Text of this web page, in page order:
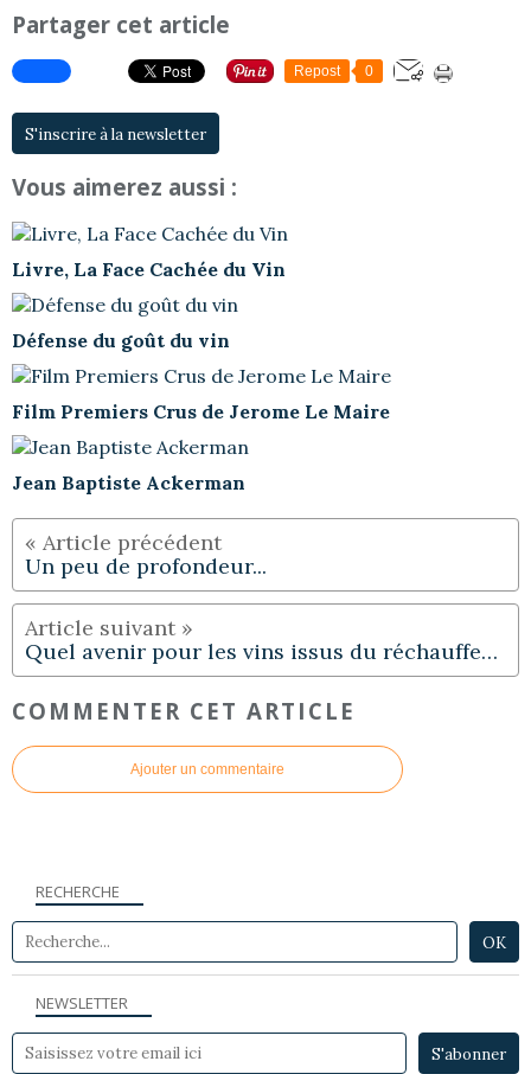
Partager cet article
Repost 0
S'inscrire à la newsletter
Vous aimerez aussi :
Livre, La Face Cachée du Vin
Défense du goût du vin
Film Premiers Crus de Jerome Le Maire
Jean Baptiste Ackerman
Un peu de profondeur...
Quel avenir pour les vins issus du réchauffement climatique ?
COMMENTER CET ARTICLE
Ajouter un commentaire
NEWSLETTER
RECHERCHE